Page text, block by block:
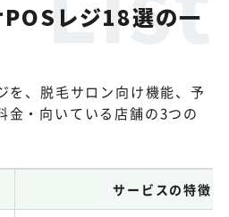
レジ18選の一
を、脱毛サロン向け機能、予
金・向いている店舗の3つの
サービスの特徴